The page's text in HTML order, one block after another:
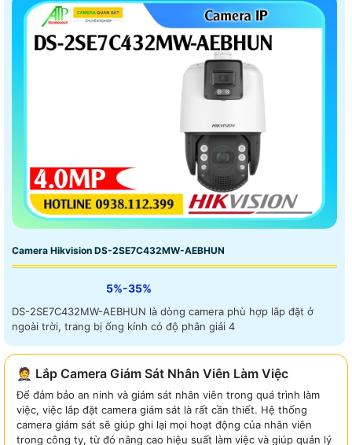
Camera Hikvision DS-2SE7C432MW-AEBHUN
5%-35%
DS-2SE7C432MW-AEBHUN là dòng camera phù hợp lắp đặt ở
ngoài trời, trang bị ống kính có độ phân giải 4
🤵 Lắp Camera Giám Sát Nhân Viên Làm Việc
Để đảm bảo an ninh và giám sát nhân viên trong quá trình làm
việc, việc lắp đặt camera giám sát là rất cần thiết. Hệ thống
camera giám sát sẽ giúp ghi lại mọi hoạt động của nhân viên
trong công ty, từ đó nâng cao hiệu suất làm việc và giúp quản lý